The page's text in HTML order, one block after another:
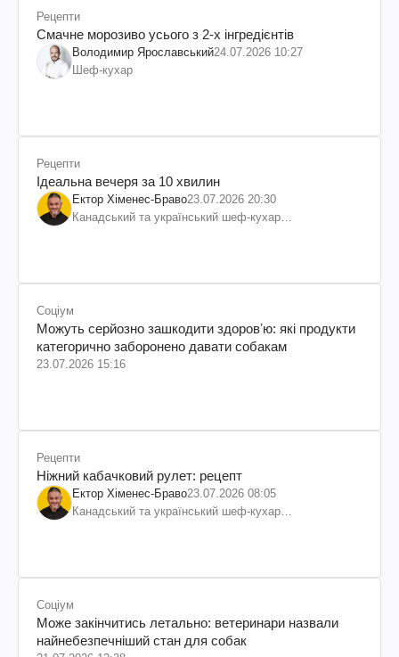
Рецепти
Смачне морозиво усього з 2-х інгредієнтів
Володимир Ярославський24.07.2026 10:27
Шеф-кухар
Рецепти
Ідеальна вечеря за 10 хвилин
Ектор Хіменес-Браво23.07.2026 20:30
Канадський та український шеф-кухар
Соціум
Можуть серйозно зашкодити здоровʼю: які продукти
категорично заборонено давати собакам
23.07.2026 15:16
Рецепти
Ніжний кабачковий рулет: рецепт
Ектор Хіменес-Браво23.07.2026 08:05
Канадський та український шеф-кухар
Соціум
Може закінчитись летально: ветеринари назвали
найнебезпечніший стан для собак